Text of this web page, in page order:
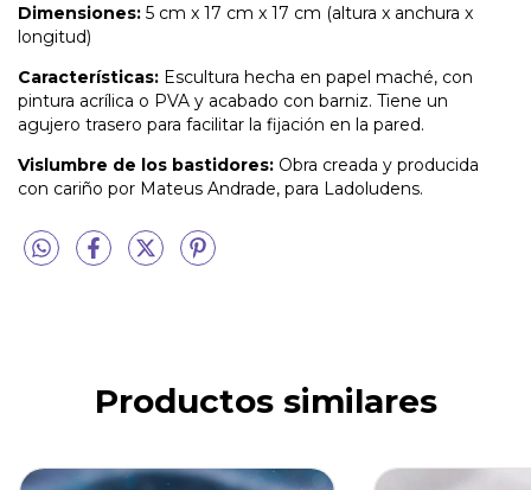
Dimensiones: 5 cm x 17 cm x 17 cm (altura x anchura x
longitud)
Características: Escultura hecha en papel maché, con
pintura acrílica o PVA y acabado con barniz. Tiene un
agujero trasero para facilitar la fijación en la pared.
Vislumbre de los bastidores: Obra creada y producida
con cariño por Mateus Andrade, para Ladoludens.
Productos similares